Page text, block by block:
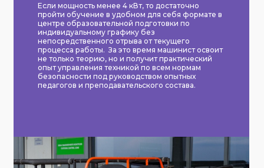
Если мощность менее 4 кВт, то достаточно
пройти обучение в удобном для себя формате в
центре образовательной подготовки по
индивидуальному графику без
непосредственного отрыва от текущего
процесса работы. За это время машинист освоит
не только теорию, но и получит практический
опыт управления техникой по всем нормам
безопасности под руководством опытных
педагогов и преподавательского состава.